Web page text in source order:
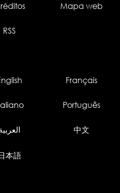
Mapa web
RSS
Français
Português
中文
本語